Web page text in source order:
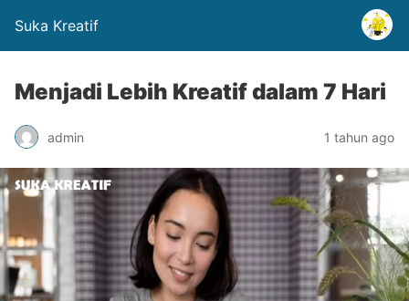
Suka Kreatif
Menjadi Lebih Kreatif dalam 7 Hari
admin 1 tahun ago